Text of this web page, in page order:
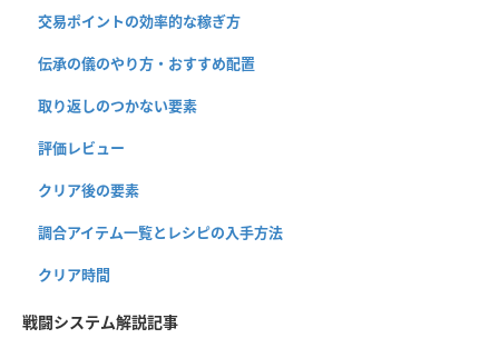
交易ポイントの効率的な稼ぎ方
伝承の儀のやり方・おすすめ配置
取り返しのつかない要素
評価レビュー
クリア後の要素
調合アイテム一覧とレシピの入手方法
クリア時間
戦闘システム解説記事